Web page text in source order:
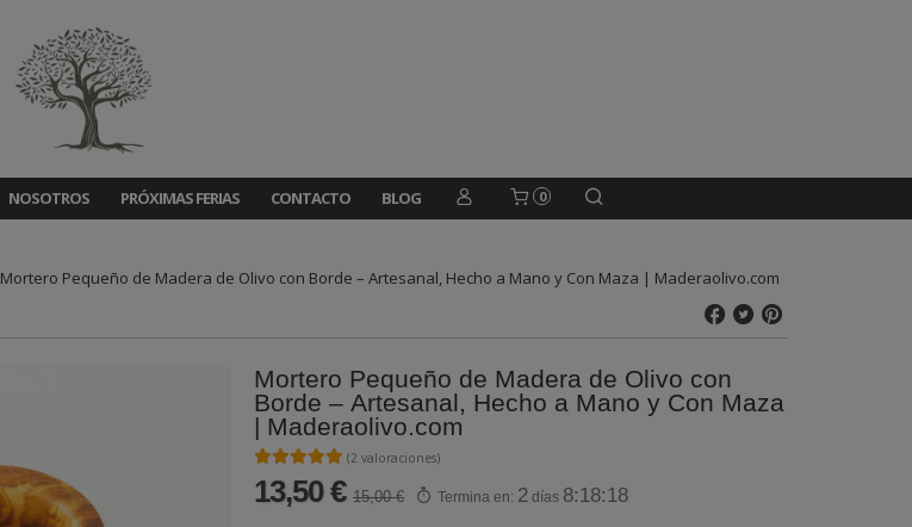
NOSOTROS PRÓXIMAS FERIAS CONTACTO BLOG 0
Mortero Pequeño de Madera de Olivo con Borde – Artesanal, Hecho a Mano y Con Maza | Maderaolivo.com
Mortero Pequeño de Madera de Olivo con
Borde – Artesanal, Hecho a Mano y Con Maza
| Maderaolivo.com
★★★★★
★★★★★ (2 valoraciones)
13,50 € 15,00 € Termina en: 2 días 8:18:17